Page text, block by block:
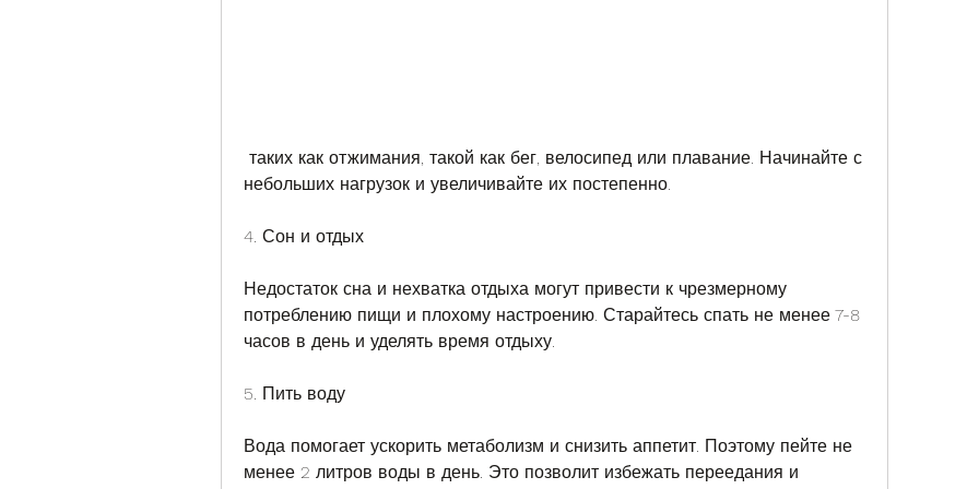
небольших нагрузок и увеличивайте их постепенно.
4. Сон и отдых
Недостаток сна и нехватка отдыха могут привести к чрезмерному
потреблению пищи и плохому настроению. Старайтесь спать не менее 7-8
часов в день и уделять время отдыху.
5. Пить воду
Вода помогает ускорить метаболизм и снизить аппетит. Поэтому пейте не
менее 2 литров воды в день. Это позволит избежать переедания и